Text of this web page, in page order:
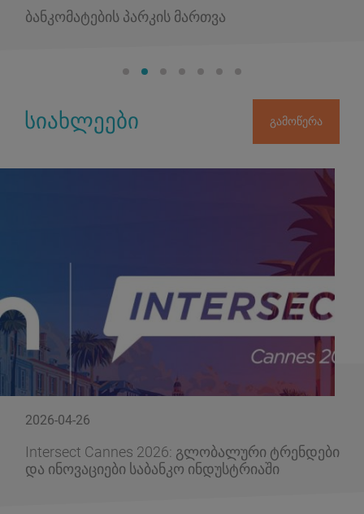
ბანკომატების პარკის მართვა
სიახლეები გამოწერა
2026-04-26
Intersect Cannes 2026: გლობალური ტრენდები
და ინოვაციები საბანკო ინდუსტრიაში